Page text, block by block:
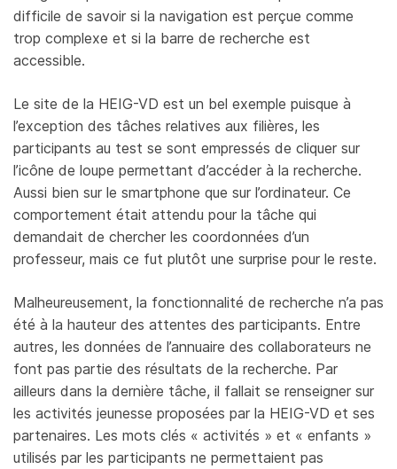
difficile de savoir si la navigation est perçue comme
trop complexe et si la barre de recherche est
accessible.
Le site de la HEIG-VD est un bel exemple puisque à
l’exception des tâches relatives aux filières, les
participants au test se sont empressés de cliquer sur
l’icône de loupe permettant d’accéder à la recherche.
Aussi bien sur le smartphone que sur l’ordinateur. Ce
comportement était attendu pour la tâche qui
demandait de chercher les coordonnées d’un
professeur, mais ce fut plutôt une surprise pour le reste.
Malheureusement, la fonctionnalité de recherche n’a pas
été à la hauteur des attentes des participants. Entre
autres, les données de l’annuaire des collaborateurs ne
font pas partie des résultats de la recherche. Par
ailleurs dans la dernière tâche, il fallait se renseigner sur
les activités jeunesse proposées par la HEIG-VD et ses
partenaires. Les mots clés « activités » et « enfants »
utilisés par les participants ne permettaient pas